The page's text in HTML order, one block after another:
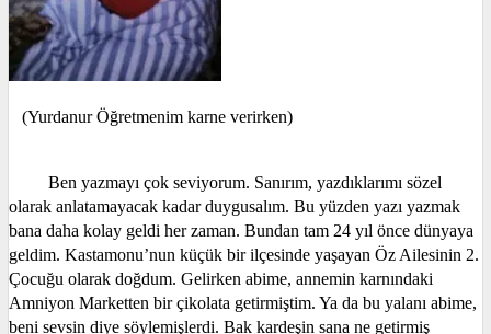
(Yurdanur Öğretmenim karne verirken)
Ben yazmayı çok seviyorum. Sanırım, yazdıklarımı sözel
olarak anlatamayacak kadar duygusalım. Bu yüzden yazı yazmak
bana daha kolay geldi her zaman. Bundan tam 24 yıl önce dünyaya
geldim. Kastamonu’nun küçük bir ilçesinde yaşayan Öz Ailesinin 2.
Çocuğu olarak doğdum. Gelirken abime, annemin karnındaki
Amniyon Marketten bir çikolata getirmiştim. Ya da bu yalanı abime,
beni sevsin diye söylemişlerdi. Bak kardeşin sana ne getirmiş